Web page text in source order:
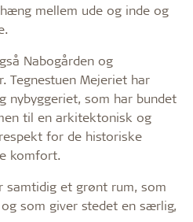
mellem ude og inde og
Nabogården og
Tegnestuen Mejeriet har
nybyggeriet, som har bundet
til en arkitektonisk og
for de historiske
komfort.
samtidig et grønt rum, som
som giver stedet en særlig,